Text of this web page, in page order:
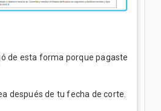
de esta forma porque pagaste
después de tu fecha de corte.